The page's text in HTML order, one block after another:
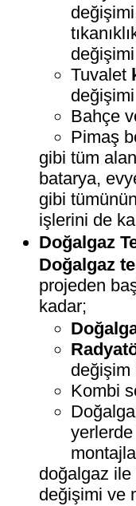
değişimi
Tuvalet
değişimi
Bahçe
Pimaş
gibi tüm
batarya,
gibi
işlerini de
Doğalgaz
Doğalgaz
projeden
kadar;
değişim
Kombi
doğalgaz ile
değişimi ve